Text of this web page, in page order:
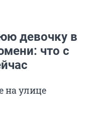
девочку в
что с
на улице